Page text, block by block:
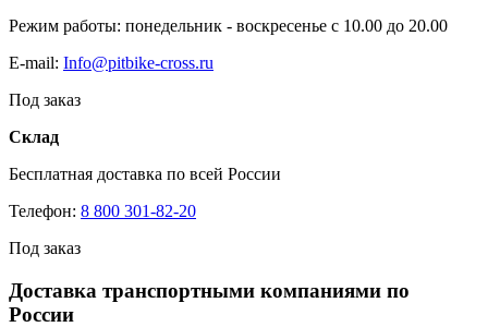
Режим работы: понедельник - воскресенье с 10.00 до 20.00
E-mail: Info@pitbike-cross.ru
Под заказ
Склад
Бесплатная доставка по всей России
Телефон: 8 800 301-82-20
Под заказ
Доставка транспортными компаниями по
России